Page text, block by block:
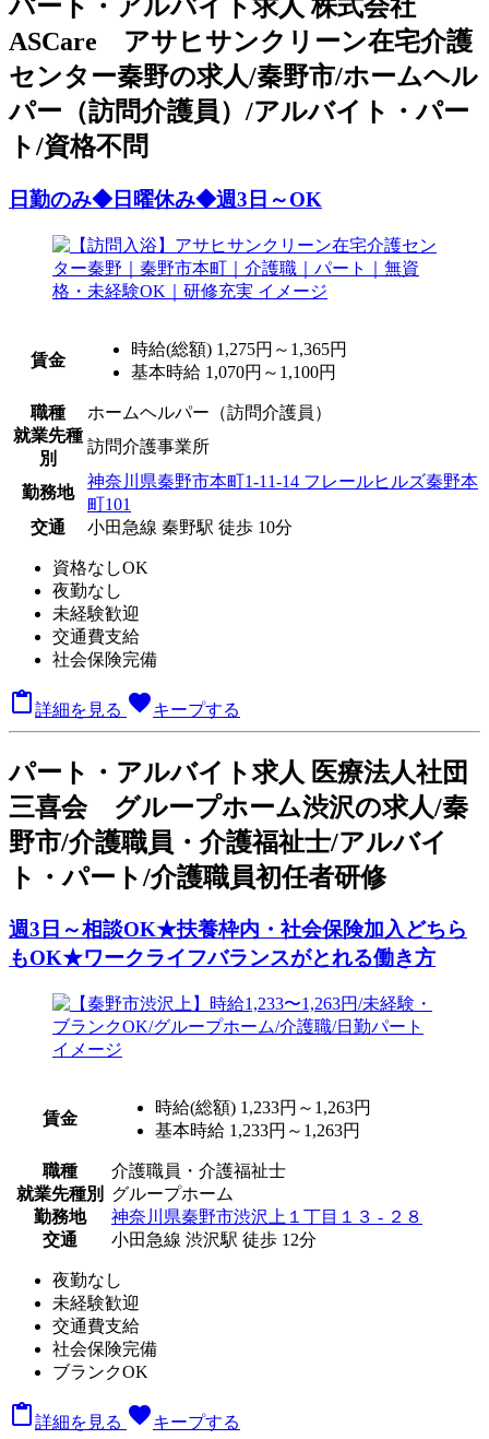
パート ・アルバイト求人 株式会社
ASCare アサヒサンクリーン在宅介護
センター秦野の求人/秦野市/ホームヘル
パー（訪問介護員）/アルバイト・パー
ト/資格不問
日勤のみ◆日曜休み◆週3日～OK
賃金
時給(総額) 1,275円～1,365円
基本時給 1,070円～1,100円
職種
ホームヘルパー（訪問介護員）
就業先種
別
訪問介護事業所
勤務地
神奈川県秦野市本町1-11-14 フレールヒルズ秦野本
町101
交通
小田急線 秦野駅 徒歩 10分
資格なしOK
夜勤なし
未経験歓迎
交通費支給
社会保険完備
詳細を見る favoriteキープする
パート ・アルバイト求人 医療法人社団
三喜会 グループホーム渋沢の求人/秦
野市/介護職員・介護福祉士/アルバイ
ト・パート/介護職員初任者研修
週3日～相談OK★扶養枠内・社会保険加入どちら
もOK★ワークライフバランスがとれる働き方
賃金
時給(総額) 1,233円～1,263円
基本時給 1,233円～1,263円
職種
介護職員・介護福祉士
就業先種別
グループホーム
勤務地
神奈川県秦野市渋沢上１丁目１３ - ２８
交通
小田急線 渋沢駅 徒歩 12分
夜勤なし
未経験歓迎
交通費支給
社会保険完備
ブランクOK
詳細を見る favoriteキープする